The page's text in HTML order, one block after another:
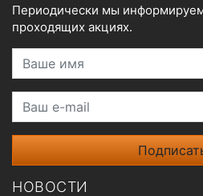
Периодически мы
проходящих акциях.
Ваше имя
Ваш e-mail
НОВОСТИ